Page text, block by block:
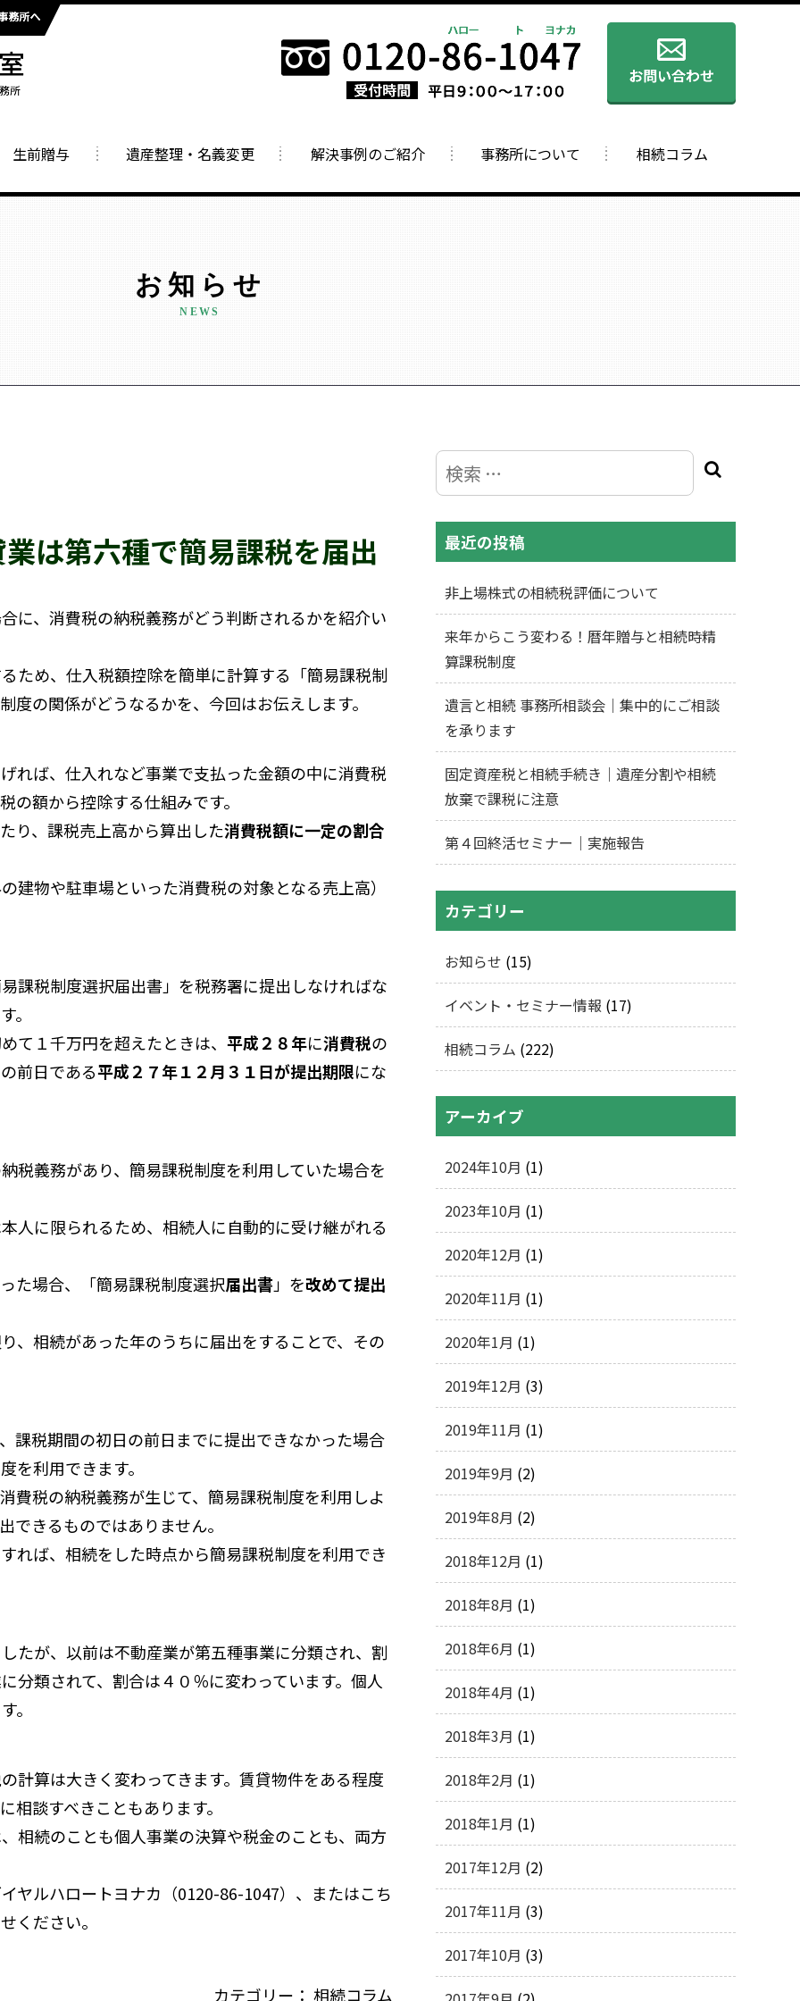
生前贈与 遺産整理・名義変更 解決事例のご紹介 事務所について 相続コラム
お知らせ
は第六種で簡易課税を届出
、消費税の納税義務がどう判断されるかを紹介い
め、仕入税額控除を簡単に計算する「簡易課税制
の関係がどうなるかを、今回はお伝えします。
ば、仕入れなど事業で支払った金額の中に消費税
の額から控除する仕組みです。
り、課税売上高から算出した消費税額に一定の割合
物や駐車場といった消費税の対象となる売上高）
税制度選択届出書」を税務署に提出しなければな
。
１千万円を超えたときは、 平成２８年に消費税の
前日である平成２７年１２月３１日が提出期限にな
義務があり、簡易課税制度を利用していた場合を
人に限られるため、相続人に自動的に受け継がれる
た場合、「簡易課税制度選択届出書 」を改めて提出
、相続があった年のうちに届出をすることで、その
税期間の初日の前日までに提出できなかった場合
を利用できます。
費税の納税義務が生じて、簡易課税制度を利用しよ
できるものではありません。
れば、相続をした時点から簡易課税制度を利用でき
たが、以前は不動産業が第五種事業に分類され、割
分類されて、割合は４０％に変わっています。個人
。
算は大きく変わってきます。賃貸物件をある程度
相談すべきこともあります。
続のことも個人事業の決算や税金のことも、両方
ヤルハロートヨナカ（0120-86-1047）、またはこち
ください。
カテゴリー： 相続コラム
最近の投稿
非上場株式の相続税評価について
来年からこう変わる！暦年贈与と相続時精
算課税制度
遺言と相続 事務所相談会｜集中的にご相談
を承ります
固定資産税と相続手続き｜遺産分割や相続
放棄で課税に注意
第４回終活セミナー｜実施報告
カテゴリー
お知らせ (15)
イベント・セミナー情報 (17)
相続コラム (222)
アーカイブ
2024年10月 (1)
2023年10月 (1)
2020年12月 (1)
2020年11月 (1)
2020年1月 (1)
2019年12月 (3)
2019年11月 (1)
2019年9月 (2)
2019年8月 (2)
2018年12月 (1)
2018年8月 (1)
2018年6月 (1)
2018年4月 (1)
2018年3月 (1)
2018年2月 (1)
2018年1月 (1)
2017年12月 (2)
2017年11月 (3)
2017年10月 (3)